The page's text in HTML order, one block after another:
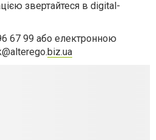
звертайтеся в digital-
67 99 або електронною
biz.ua